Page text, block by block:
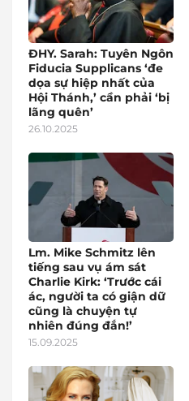
ĐHY. Sarah: Tuyên Ngôn
Fiducia Supplicans ‘đe
dọa sự hiệp nhất của
Hội Thánh,’ cần phải ‘bị
lãng quên’
26.10.2025
Lm. Mike Schmitz lên
tiếng sau vụ ám sát
Charlie Kirk: ‘Trước cái
ác, người ta có giận dữ
cũng là chuyện tự
nhiên đúng đắn!’
15.09.2025